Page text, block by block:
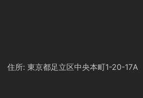
住所: 東京都足立区中央本町1-20-17A